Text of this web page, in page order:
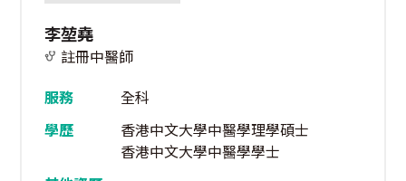
李堃堯
註冊中醫師
服務
全科
學歷
香港中文大學中醫學理學碩士
香港中文大學中醫學學士